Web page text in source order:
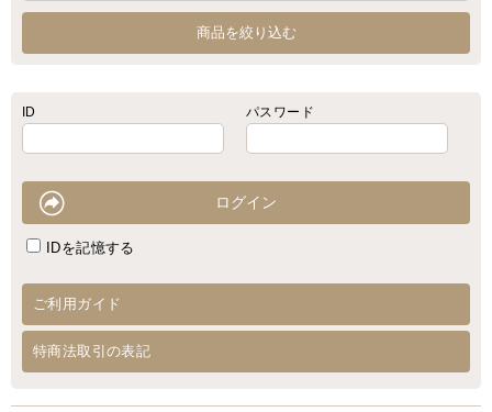
ID パスワード
IDを記憶する
ご利用ガイド
特商法取引の表記